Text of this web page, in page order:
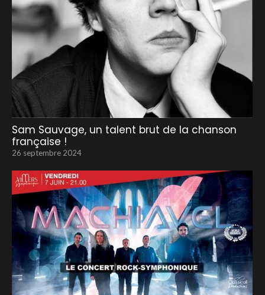
Sam Sauvage, un talent brut de la chanson
française !
26 septembre 2024